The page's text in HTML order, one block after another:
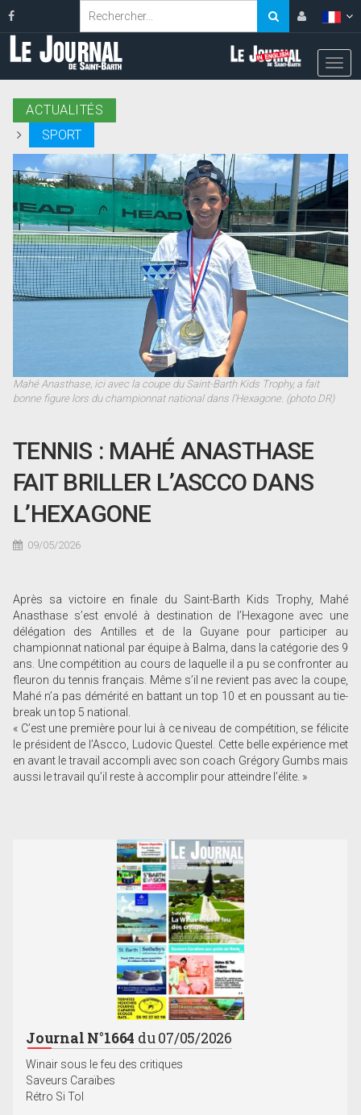
ACTUALITÉS
SPORT
Mahé Anasthase, ici avec la coupe du Saint-Barth Kids Trophy, a fait
bonne figure lors du championnat national dans l’Hexagone. (photo DR)
TENNIS : MAHÉ ANASTHASE
FAIT BRILLER L’ASCCO DANS
L’HEXAGONE
09/05/2026
Après sa victoire en finale du Saint-Barth Kids Trophy, Mahé
Anasthase s’est envolé à destination de l’Hexagone avec une
délégation des Antilles et de la Guyane pour participer au
championnat national par équipe à Balma, dans la catégorie des 9
ans. Une compétition au cours de laquelle il a pu se confronter au
fleuron du tennis français. Même s’il ne revient pas avec la coupe,
Mahé n’a pas démérité en battant un top 10 et en poussant au tie-
break un top 5 national.
« C’est une première pour lui à ce niveau de compétition, se félicite
le président de l’Ascco, Ludovic Questel. Cette belle expérience met
en avant le travail accompli avec son coach Grégory Gumbs mais
aussi le travail qu’il reste à accomplir pour atteindre l’élite. »
Journal N°1664 du 07/05/2026
Winair sous le feu des critiques
Saveurs Caraïbes
Rétro Si Tol